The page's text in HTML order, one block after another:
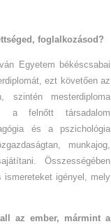
foglalkozásod?
Egyetem békéscsabai
ezt követően az
szintén mesterdiploma
a felnőtt társadalom
és a pszichológia
munkajog,
Összességében
ismereteket igényel, mely
az ember, mármint a